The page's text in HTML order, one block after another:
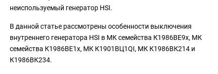
неиспользуемый генератор HSI.
В данной статье рассмотрены особенности выключения
внутреннего генератора HSI в МК семейства К1986ВЕ9x, МК
семейства К1986ВЕ1x, МК К1901ВЦ1QI, МК К1986ВК214 и
К1986ВК234.